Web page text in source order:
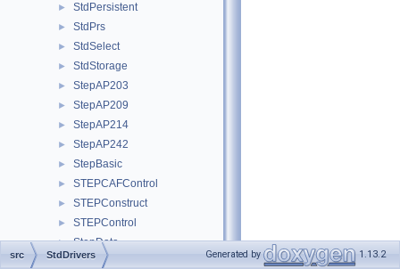
► StdPersistent
► StdPrs
► StdSelect
► StdStorage
► StepAP203
► StepAP209
► StepAP214
► StepAP242
► StepBasic
► STEPCAFControl
► STEPConstruct
► STEPControl
► StepData
► StepDimTol
src StdDrivers Generated by 1.13.2